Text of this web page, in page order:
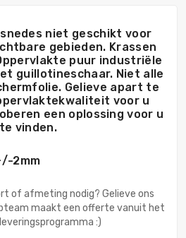
niet geschikt voor
gebieden. Krassen
puur industriële
guillotineschaar. Niet alle
Gelieve apart te
voor u
een oplossing voor u
te vinden.
2mm
of afmeting nodig? Gelieve ons
maakt een offerte vanuit het
:)